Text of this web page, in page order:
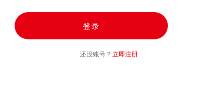
登录
还没账号？ 立即注册